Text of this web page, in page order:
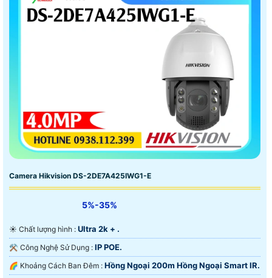
Camera Hikvision DS-2DE7A425IWG1-E
5%-35%
☀️ Chất lượng hình : Ultra 2k + .
⚒ Công Nghệ Sử Dụng : IP POE.
🌈 Khoảng Cách Ban Đêm : Hồng Ngoại 200m Hồng Ngoại Smart IR.